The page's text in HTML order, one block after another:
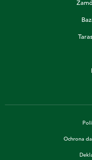
Ochrona